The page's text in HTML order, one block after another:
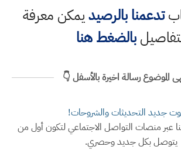
تدعمنا بالرصيديمكن معرفة
بالضغط هنا
الموضوع رسالة اخيرة بالأسفل 👇
جديد التحديثات والشروحات!
عبر منصات التواصل الاجتماعي لتكون أول من
يتوصل بكل جديد وحصري.